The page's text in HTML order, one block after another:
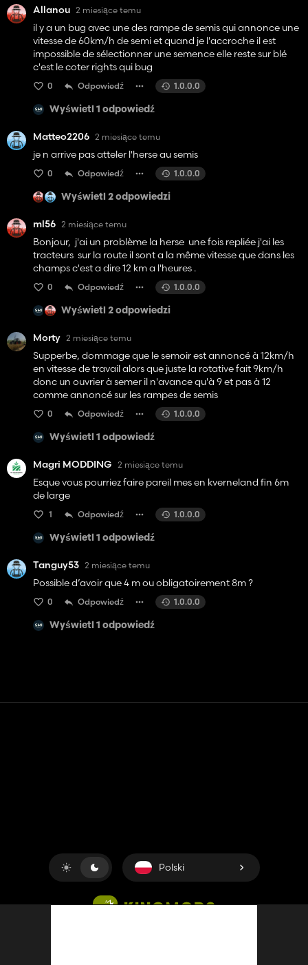
Allanou 2 miesiące temu
il y a un bug avec une des rampe de semis qui annonce une
vitesse de 60km/h de semi et quand je l'accroche il est
impossible de sélectionner une semence elle reste sur blé
c'est le coter rights qui bug
0 Odpowiedź 1.0.0.0
Wyświetl 1 odpowiedź
Matteo2206 2 miesiące temu
je n arrive pas atteler l'herse au semis
0 Odpowiedź 1.0.0.0
Wyświetl 2 odpowiedzi
ml56 2 miesiące temu
Bonjour, j'ai un problème la herse une fois repliée j'ai les
tracteurs sur la route il sont a la même vitesse que dans les
champs c'est a dire 12 km a l'heures .
0 Odpowiedź 1.0.0.0
Wyświetl 2 odpowiedzi
Morty 2 miesiące temu
Supperbe, dommage que le semoir est annoncé à 12km/h
en vitesse de travail alors que juste la rotative fait 9km/h
donc un ouvrier à semer il n'avance qu'à 9 et pas à 12
comme annoncé sur les rampes de semis
0 Odpowiedź 1.0.0.0
Wyświetl 1 odpowiedź
Magri MODDING 2 miesiące temu
Esque vous pourriez faire pareil mes en kverneland fin 6m
de large
1 Odpowiedź 1.0.0.0
Wyświetl 1 odpowiedź
Tanguy53 2 miesiące temu
Possible d’avoir que 4 m ou obligatoirement 8m ?
0 Odpowiedź 1.0.0.0
Wyświetl 1 odpowiedź
Polski